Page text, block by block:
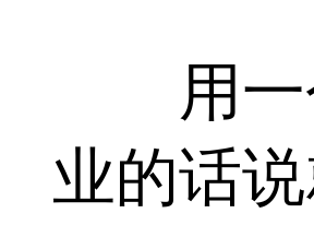
用一
业的话